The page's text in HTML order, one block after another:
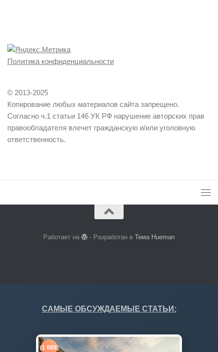
Политика конфиденциальности
© 2013-2025
Копирование любых материалов сайта запрещено.
Согласно ч.1 статьи 146 УК РФ нарушение авторских прав
правообладателя влечет гражданскую и/или уголовную
ответственность.
Работает на - Разработан вТема Hueman
САМЫЕ ОБСУЖДАЕМЫЕ СТАТЬИ:
(1 089)